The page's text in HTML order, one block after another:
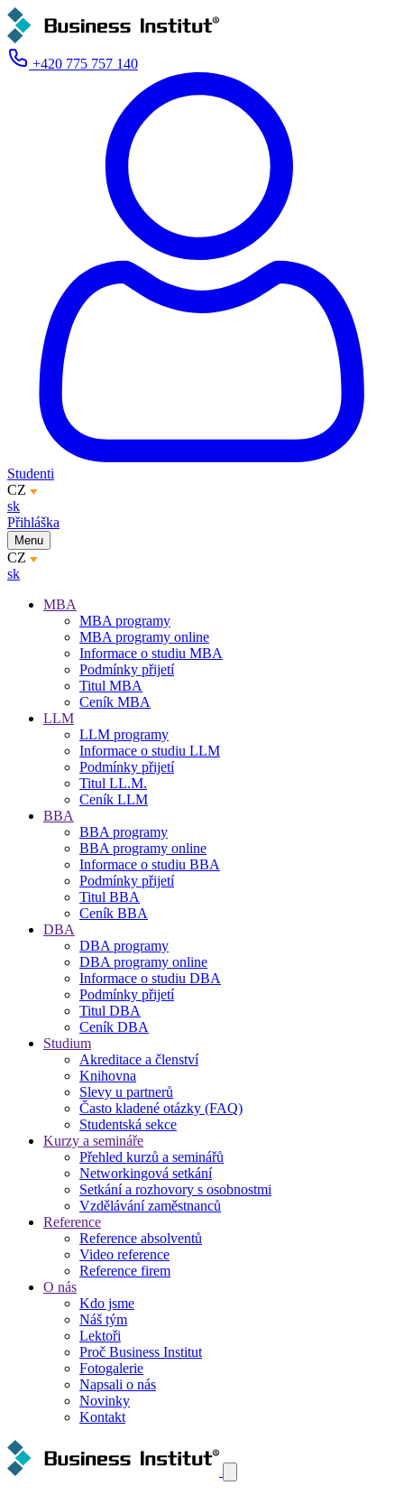
+420 775 757 140
Studenti
CZ
sk
Přihláška
Menu
CZ
sk
MBA
MBA programy
MBA programy online
Informace o studiu MBA
Podmínky přijetí
Titul MBA
Ceník MBA
LLM
LLM programy
Informace o studiu LLM
Podmínky přijetí
Titul LL.M.
Ceník LLM
BBA
BBA programy
BBA programy online
Informace o studiu BBA
Podmínky přijetí
Titul BBA
Ceník BBA
DBA
DBA programy
DBA programy online
Informace o studiu DBA
Podmínky přijetí
Titul DBA
Ceník DBA
Studium
Akreditace a členství
Knihovna
Slevy u partnerů
Často kladené otázky (FAQ)
Studentská sekce
Kurzy a semináře
Přehled kurzů a seminářů
Networkingová setkání
Setkání a rozhovory s osobnostmi
Vzdělávání zaměstnanců
Reference
Reference absolventů
Video reference
Reference firem
O nás
Kdo jsme
Náš tým
Lektoři
Proč Business Institut
Fotogalerie
Napsali o nás
Novinky
Kontakt